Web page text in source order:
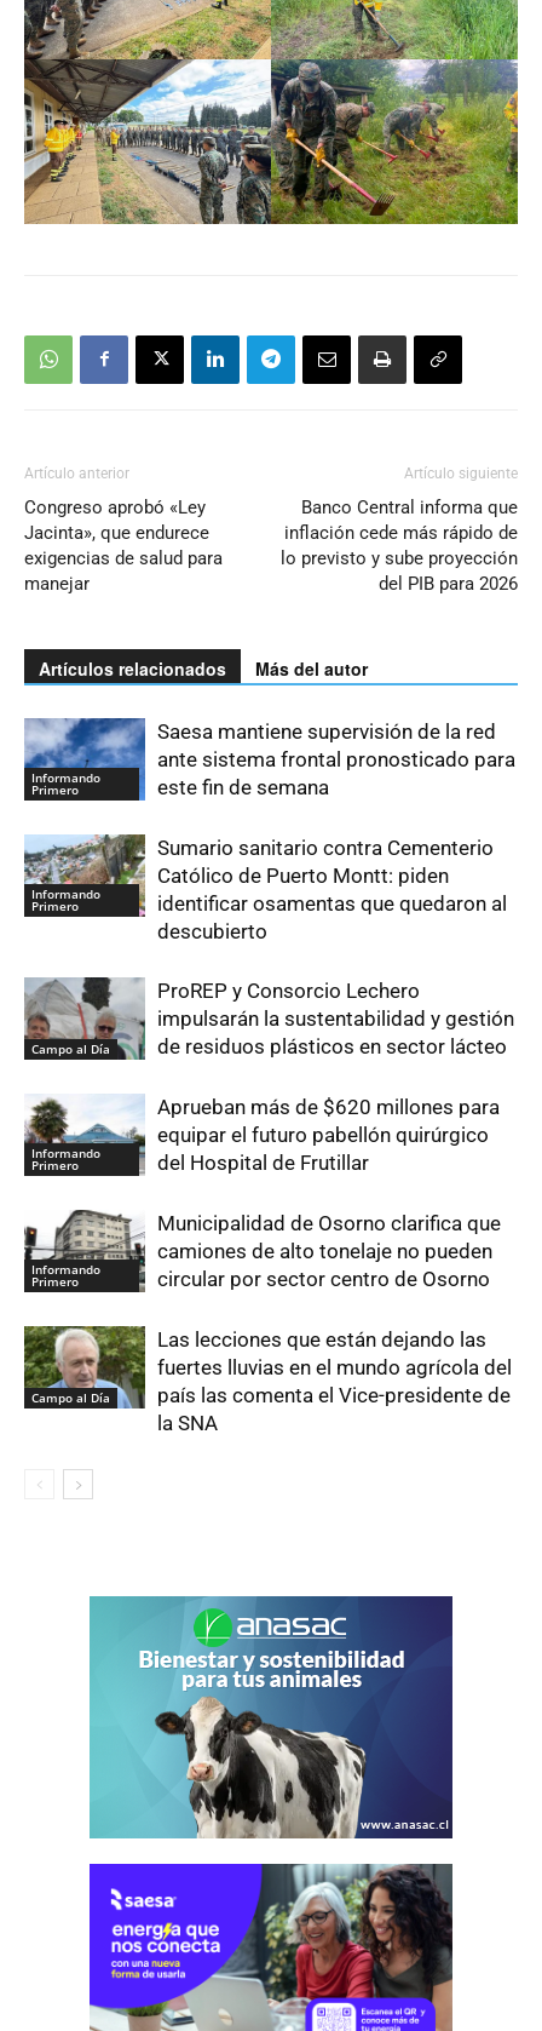
Artículo anterior
Congreso aprobó «Ley
Jacinta», que endurece
exigencias de salud para
manejar
Artículo siguiente
Banco Central informa que
inflación cede más rápido de
lo previsto y sube proyección
del PIB para 2026
Artículos relacionados Más del autor
Informando
Primero
Saesa mantiene supervisión de la red
ante sistema frontal pronosticado para
este fin de semana
Informando
Primero
Sumario sanitario contra Cementerio
Católico de Puerto Montt: piden
identificar osamentas que quedaron al
descubierto
Campo al Día
ProREP y Consorcio Lechero
impulsarán la sustentabilidad y gestión
de residuos plásticos en sector lácteo
Informando
Primero
Aprueban más de $620 millones para
equipar el futuro pabellón quirúrgico
del Hospital de Frutillar
Informando
Primero
Municipalidad de Osorno clarifica que
camiones de alto tonelaje no pueden
circular por sector centro de Osorno
Campo al Día
Las lecciones que están dejando las
fuertes lluvias en el mundo agrícola del
país las comenta el Vice-presidente de
la SNA